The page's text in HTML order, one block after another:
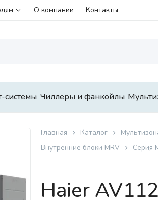
О компании Контакты
системы Чиллеры и фанкойлы
Главная Каталог
Внутренние блоки MRV
Серия
Haier